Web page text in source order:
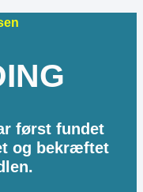
først fundet
og bekræftet